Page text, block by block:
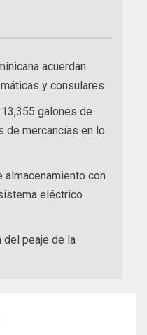
acuerdan
y consulares
galones de
de mercancías en lo
almacenamiento con
eléctrico
del peaje de la